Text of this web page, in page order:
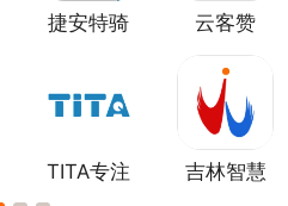
捷安特骑
云客赞
TITA专注
吉林智慧